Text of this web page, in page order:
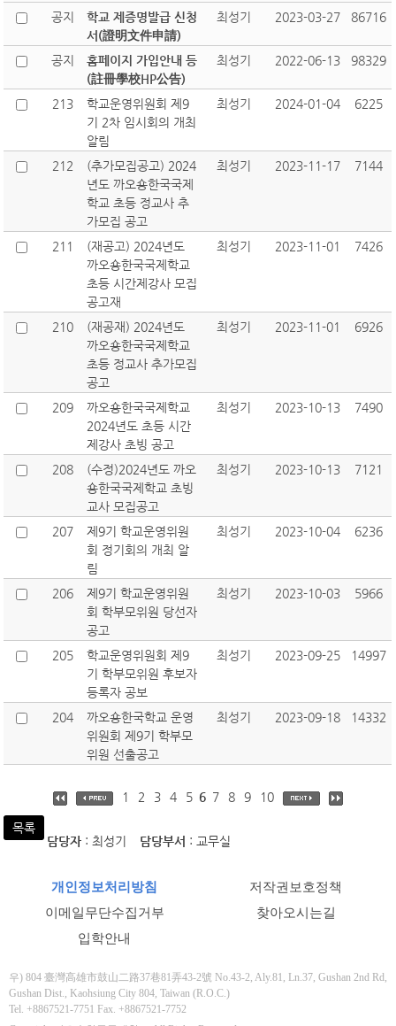
공지
학교 제증명발급 신청
서(證明文件申請)
최성기 2023-03-27 86716
공지
홈페이지 가입안내 등
(註冊學校HP公告)
최성기 2022-06-13 98329
213
학교운영위원회 제9
기 2차 임시회의 개최
알림
최성기 2024-01-04 6225
212
(추가모집공고) 2024
년도 까오숑한국국제
학교 초등 정교사 추
가모집 공고
최성기 2023-11-17 7144
211
(재공고) 2024년도
까오숑한국국제학교
초등 시간제강사 모집
공고재
최성기 2023-11-01 7426
210
(재공재) 2024년도
까오숑한국국제학교
초등 정교사 추가모집
공고
최성기 2023-11-01 6926
209
까오숑한국국제학교
2024년도 초등 시간
제강사 초빙 공고
최성기 2023-10-13 7490
208
(수정)2024년도 까오
숑한국국제학교 초빙
교사 모집공고
최성기 2023-10-13 7121
207
제9기 학교운영위원
회 정기회의 개최 알
림
최성기 2023-10-04 6236
206
제9기 학교운영위원
회 학부모위원 당선자
공고
최성기 2023-10-03 5966
205
학교운영위원회 제9
기 학부모위원 후보자
등록자 공보
최성기 2023-09-25 14997
204
까오숑한국학교 운영
위원회 제9기 학부모
위원 선출공고
최성기 2023-09-18 14332
1 2 3 4 5 6 7 8 9 10
목록
담당자 : 최성기 담당부서 : 교무실
개인정보처리방침
저작권보호정책
이메일무단수집거부
찾아오시는길
입학안내
우) 804 臺灣高雄市鼓山二路37巷81弄43-2號 No.43-2, Aly.81, Ln.37, Gushan 2nd Rd,
Gushan Dist., Kaohsiung City 804, Taiwan (R.O.C.)
Tel. +8867521-7751 Fax. +8867521-7752